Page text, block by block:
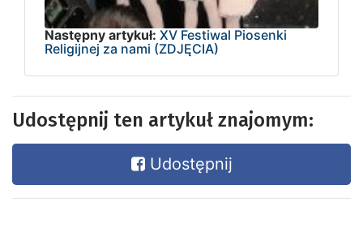
Następny artykuł: XV Festiwal Piosenki
Religijnej za nami (ZDJĘCIA)
Udostępnij ten artykuł znajomym:
Udostępnij